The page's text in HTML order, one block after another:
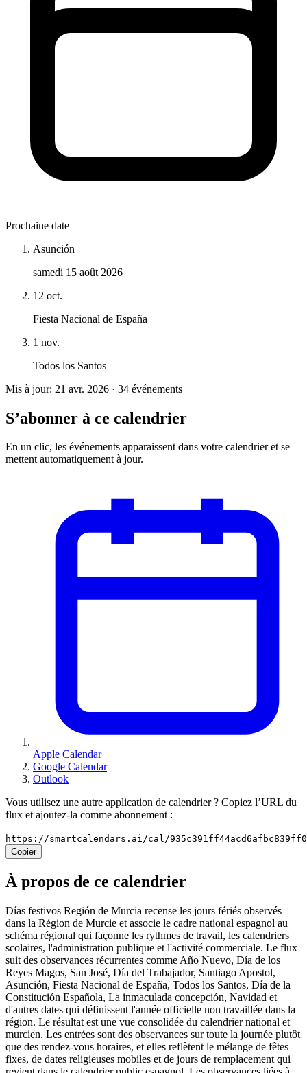
Prochaine date
Asunción
samedi 15 août 2026
12 oct.
Fiesta Nacional de España
1 nov.
Todos los Santos
Mis à jour: 21 avr. 2026 · 34 événements
S’abonner à ce calendrier
En un clic, les événements apparaissent dans votre calendrier et se
mettent automatiquement à jour.
Apple Calendar
Google Calendar
Outlook
Vous utilisez une autre application de calendrier ? Copiez l’URL du
flux et ajoutez-la comme abonnement :
https://smartcalendars.ai/cal/
Copier
À propos de ce calendrier
Días festivos Región de Murcia recense les jours fériés observés
dans la Région de Murcie et associe le cadre national espagnol au
schéma régional qui façonne les rythmes de travail, les calendriers
scolaires, l'administration publique et l'activité commerciale. Le flux
suit des observances récurrentes comme Año Nuevo, Día de los
Reyes Magos, San José, Día del Trabajador, Santiago Apostol,
Asunción, Fiesta Nacional de España, Todos los Santos, Día de la
Constitución Española, La inmaculada concepción, Navidad et
d'autres dates qui définissent l'année officielle non travaillée dans la
région. Le résultat est une vue consolidée du calendrier national et
murcien. Les entrées sont des observances sur toute la journée plutôt
que des rendez-vous horaires, et elles reflètent le mélange de fêtes
fixes, de dates religieuses mobiles et de jours de remplacement qui